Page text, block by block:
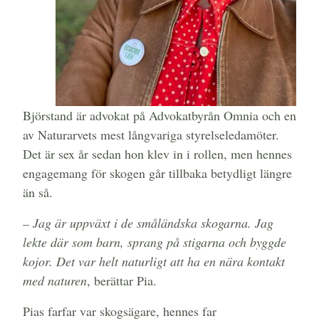
Björstand är advokat på Advokatbyrån Omnia och en
av Naturarvets mest långvariga styrelseledamöter.
Det är sex år sedan hon klev in i rollen, men hennes
engagemang för skogen går tillbaka betydligt längre
än så.
– Jag är uppväxt i de småländska skogarna. Jag
lekte där som barn, sprang på stigarna och byggde
kojor. Det var helt naturligt att ha en nära kontakt
med naturen, berättar Pia.
Pias farfar var skogsägare, hennes far